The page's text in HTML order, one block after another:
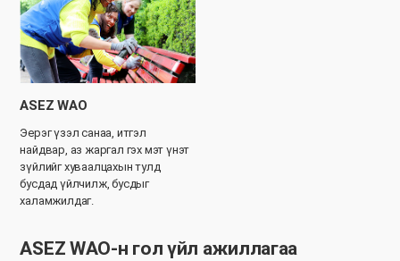
ASEZ WAO
Эерэг үзэл санаа, итгэл
найдвар, аз жаргал гэх мэт үнэт
зүйлийг хуваалцахын тулд
бусдад үйлчилж, бусдыг
халамжилдаг.
ASEZ WAO-н гол үйл ажиллагаа